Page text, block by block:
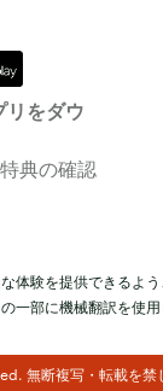
をダウ
典の確認
体験を提供できるよ
一部に機械翻訳を使用
無断複写・転載を禁